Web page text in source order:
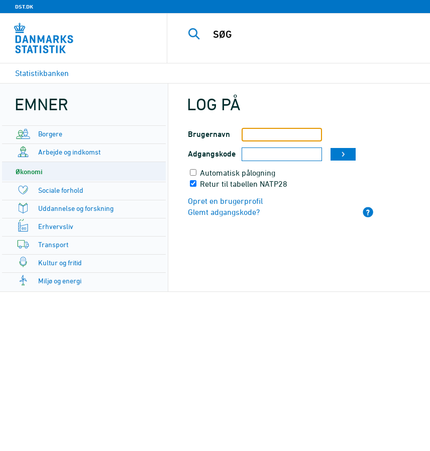
DST.DK
Statistikbanken
EMNER
Borgere
Arbejde og indkomst
Økonomi
Sociale forhold
Uddannelse og forskning
Erhvervsliv
Transport
Kultur og fritid
Miljø og energi
LOG PÅ
Brugernavn
Adgangskode
Automatisk pålogning
Retur til tabellen NATP28
Opret en brugerprofil
Glemt adgangskode?